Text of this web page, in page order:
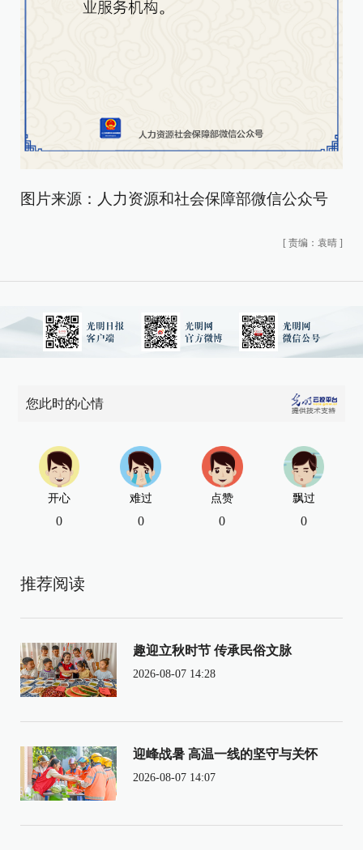
图片来源：人力资源和社会保障部微信公众号
[ 责编：袁晴 ]
您此时的心情
开心
0
难过
0
点赞
0
飘过
0
推荐阅读
趣迎立秋时节 传承民俗文脉
2026-08-07 14:28
迎峰战暑 高温一线的坚守与关怀
2026-08-07 14:07